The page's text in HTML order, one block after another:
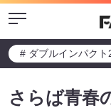
Menu
# ダブルインパクト
さらば青春